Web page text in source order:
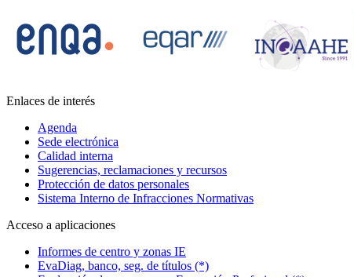
Enlaces de interés
Agenda
Sede electrónica
Calidad interna
Sugerencias, reclamaciones y recursos
Protección de datos personales
Sistema Interno de Infracciones Normativas
Acceso a aplicaciones
Informes de centro y zonas IE
EvaDiag, banco, seg. de títulos (*)